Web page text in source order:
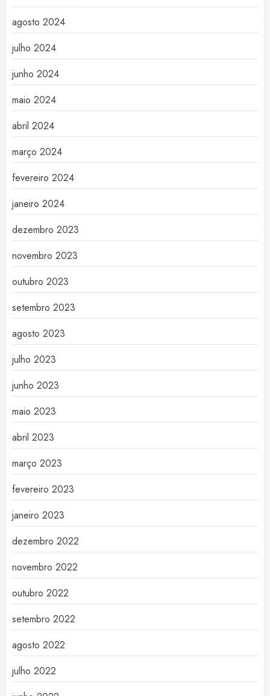
agosto 2024
julho 2024
junho 2024
maio 2024
abril 2024
março 2024
fevereiro 2024
janeiro 2024
dezembro 2023
novembro 2023
outubro 2023
setembro 2023
agosto 2023
julho 2023
junho 2023
maio 2023
abril 2023
março 2023
fevereiro 2023
janeiro 2023
dezembro 2022
novembro 2022
outubro 2022
setembro 2022
agosto 2022
julho 2022